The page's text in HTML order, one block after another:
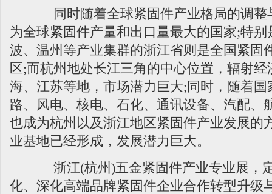
同时随着全球紧固件产业格局的调整
为全球紧固件产量和出口量最大的国家;特
波、温州等产业集群的浙江省则是全国紧固
区;而杭州地处长江三角的中心位置，辐射
海、江苏等地，市场潜力巨大;同时，随着
路、风电、核电、石化、通讯设备、汽配、
也成为杭州以及浙江地区紧固件产业发展的
业基地已经形成，发展潜力巨大。
浙江(杭州)五金紧固件产业专业展，
化、深化高端品牌紧固件企业合作转型升级